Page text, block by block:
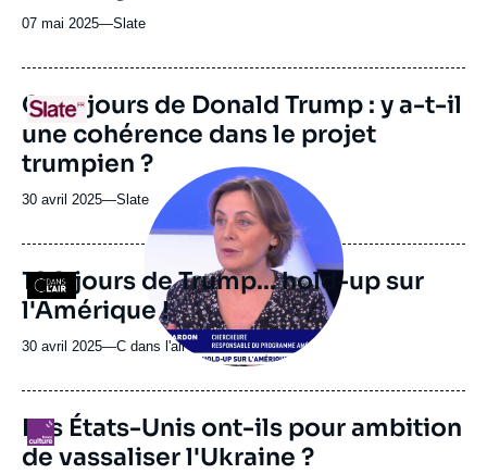
07 mai 2025—Nom
journal,
ou
émission
Slate
Logo
URL
de
Spotify
Cent jours de Donald Trump : y a-t-il
une cohérence dans le projet
trumpien ?
30 avril 2025—Nom
journal,
ou
émission
Slate
Logo
Image
principale
médiatique
100 jours de Trump... hold-up sur
l'Amérique !
30 avril 2025—Nom
journal,
ou
émission
C dans l'air
Logo
Les États-Unis ont-ils pour ambition
de vassaliser l'Ukraine ?